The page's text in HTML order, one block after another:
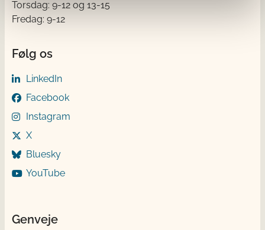
Torsdag: 9-12 og 13-15
Fredag: 9-12
Følg os
LinkedIn
Facebook
Instagram
X
Bluesky
YouTube
Genveje